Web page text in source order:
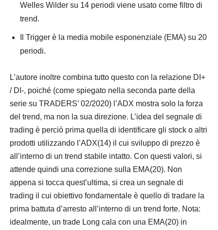
Welles Wilder su 14 periodi viene usato come filtro di
trend.
Il Trigger è la media mobile esponenziale (EMA) su 20
periodi.
L’autore inoltre combina tutto questo con la relazione DI+
/ DI-, poiché (come spiegato nella seconda parte della
serie su TRADERS’ 02/2020) l’ADX mostra solo la forza
del trend, ma non la sua direzione. L’idea del segnale di
trading è perciò prima quella di identificare gli stock o altri
prodotti utilizzando l’ADX(14) il cui sviluppo di prezzo è
all’interno di un trend stabile intatto. Con questi valori, si
attende quindi una correzione sulla EMA(20). Non
appena si tocca quest’ultima, si crea un segnale di
trading il cui obiettivo fondamentale è quello di tradare la
prima battuta d’arresto all’interno di un trend forte. Nota:
idealmente, un trade Long cala con una EMA(20) in